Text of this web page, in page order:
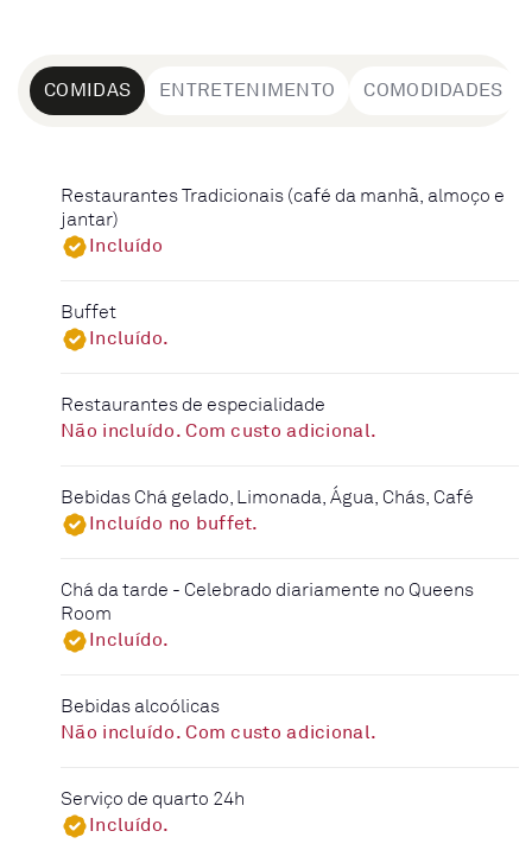
COMIDAS ENTRETENIMENTO COMODIDADES
Restaurantes Tradicionais (café da manhã, almoço e
jantar)
Incluído
Buffet
Incluído.
Restaurantes de especialidade
Não incluído. Com custo adicional.
Bebidas Chá gelado, Limonada, Água, Chás, Café
Incluído no buffet.
Chá da tarde - Celebrado diariamente no Queens
Room
Incluído.
Bebidas alcoólicas
Não incluído. Com custo adicional.
Serviço de quarto 24h
Incluído.